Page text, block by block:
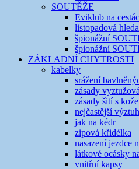
SOUTĚŽE
Eviklub na
listopadová
špionážní
špionážní
ZÁKLADNÍ CHYTROSTI
kabelky
srážení
zásady
zásady šití s
nejčastější
jak na kédr
zipová křidélka
nasazení jezdce
látkové ocásky
vnitřní kapsy